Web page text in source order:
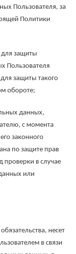
Пользователя, за
Политики
защиты
Пользователя
защиты такого
обороте;
данных,
с момента
законного
по защите прав
проверки в случае
или
несет
в связи